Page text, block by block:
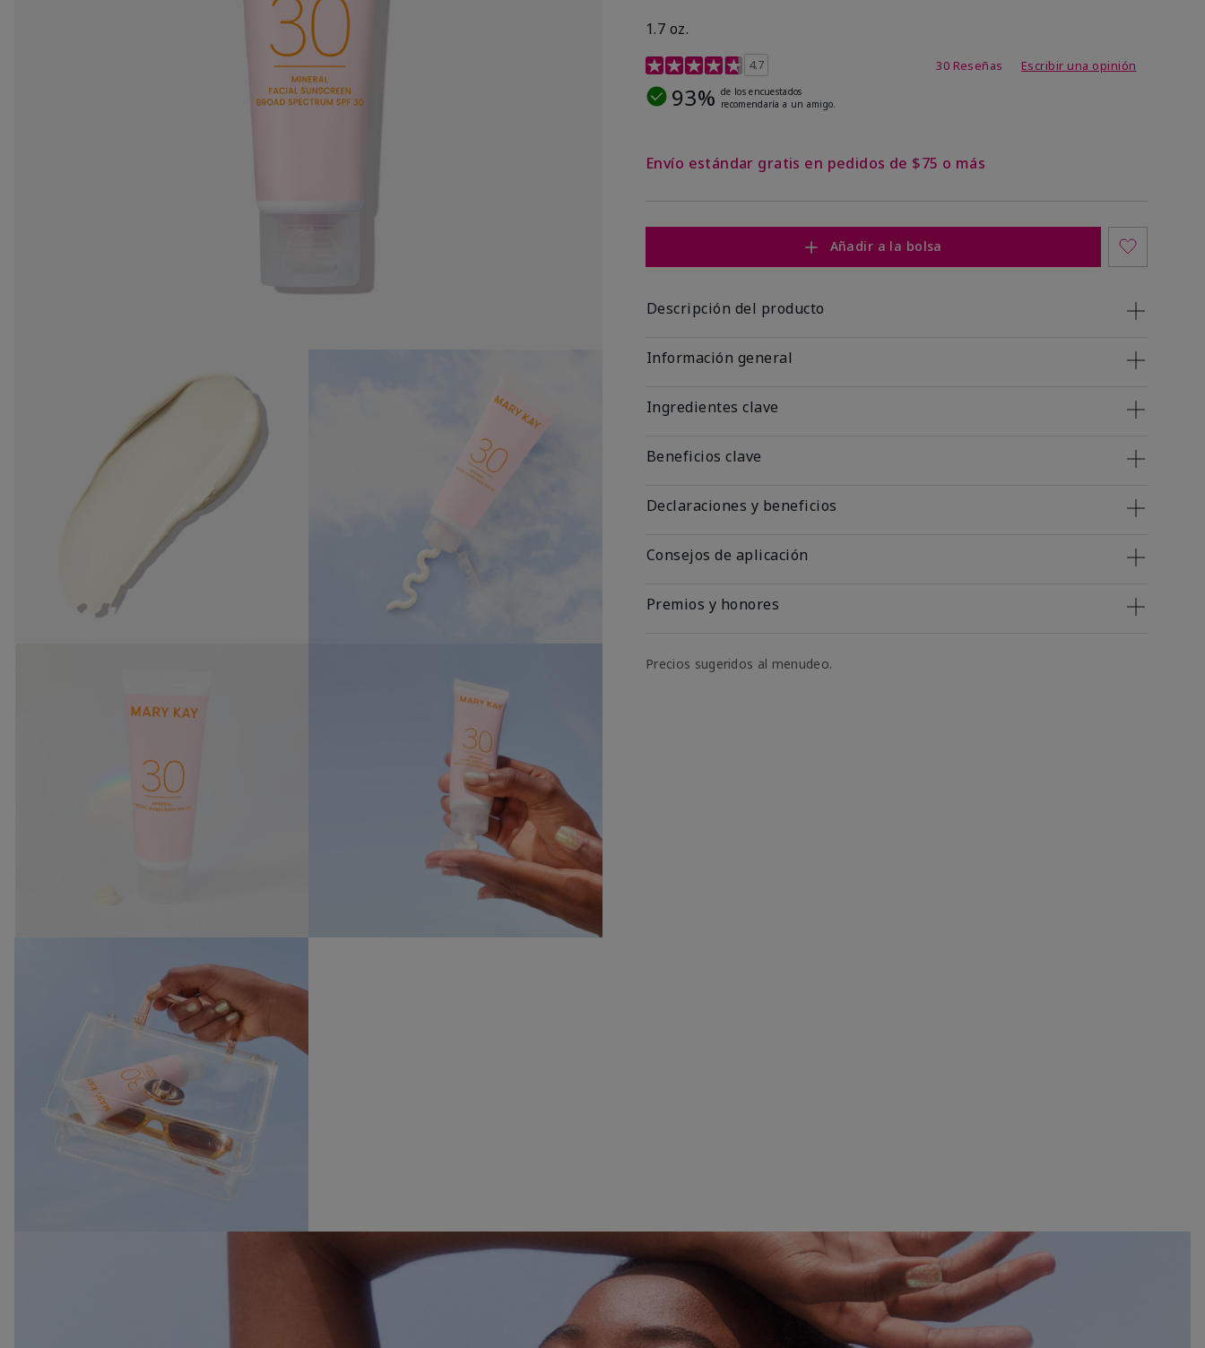
1.7 oz.
Calificación de clientes de 5 de 5
4.7 30 Reseñas Escribir una opinión
93% de los encuestados
recomendaría a un amigo.
Envío estándar gratis en pedidos de $75 o más
Añadir a la bolsa
Descripción del producto
Información general
Ingredientes clave
Beneficios clave
Declaraciones y beneficios
Consejos de aplicación
Premios y honores
Precios sugeridos al menudeo.